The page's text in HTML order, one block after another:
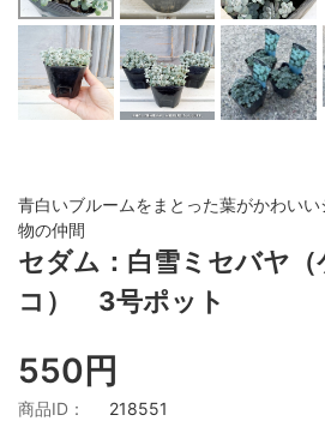
青白いブルームをまとった葉がかわい
物の仲間
セダム：白雪ミセバヤ
コ） 3号ポット
550円
商品ID： 218551